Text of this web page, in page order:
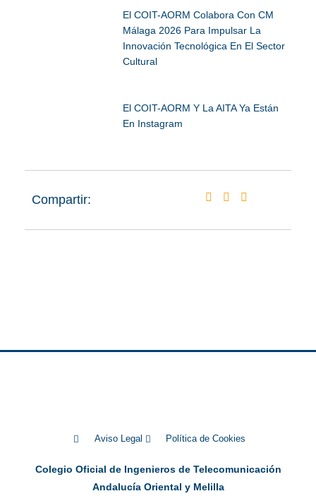
El COIT-AORM Colabora Con CM
Málaga 2026 Para Impulsar La
Innovación Tecnológica En El Sector
Cultural
El COIT-AORM Y La AITA Ya Están
En Instagram
Compartir:
Aviso Legal Política de Cookies
Colegio Oficial de Ingenieros de Telecomunicación
Andalucía Oriental y Melilla